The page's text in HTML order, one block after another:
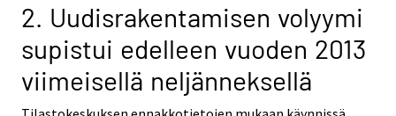
2. Uudisrakentamisen volyymi
supistui edelleen vuoden 2013
viimeisellä neljänneksellä